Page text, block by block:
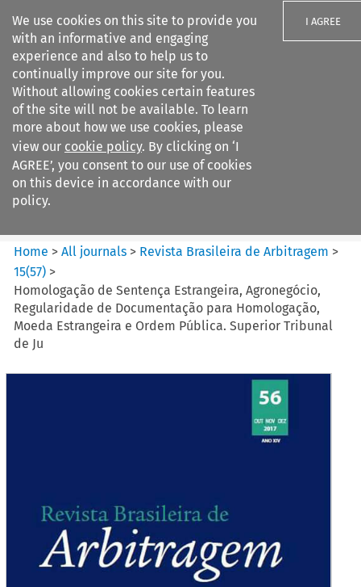
We use cookies on this site to provide you
with an informative and engaging
experience and also to help us to
continually improve our site for you.
Without allowing cookies certain features
of the site will not be available. To learn
more about how we use cookies, please
view our cookie policy. By clicking on ‘I
AGREE’, you consent to our use of cookies
on this device in accordance with our
policy.
I AGREE
Search filters
Revista Brasileira de
Arbitragem
Home >All journals > Revista Brasileira de Arbitragem >
15(57) >
Homologação de Sentença Estrangeira, Agronegócio,
Regularidade de Documentação para Homologação,
Moeda Estrangeira e Ordem Pública. Superior Tribunal
de Ju